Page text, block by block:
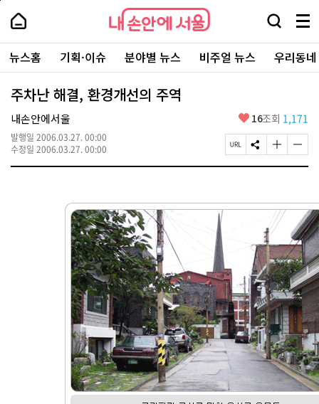
본
로
가
내
손
안
에
서
울
-
서
울
시
대
표
소
내
손
에
울
검
창
열
기
메
뉴
전
체
보
주
요
서
뉴스홈 기획·이슈 분야별 뉴스 비주얼 뉴스 우리동
주차난 해결, 환경개선의 주역
내손안에서울
발행일 2006.03.27. 00:00
수정일 2006.03.27. 00:00
좋
요
16조회 1,171
페
이
L
S
N
하
글
자
게
변
하
기
글
자
게
변
경
하
기
페
상
단
로